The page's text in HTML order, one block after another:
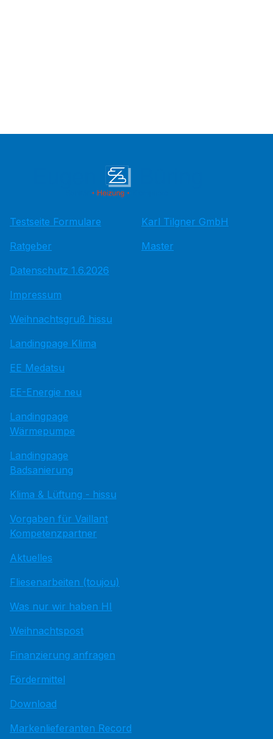
Testseite Formulare
Ratgeber
Datenschutz 1.6.2026
Impressum
Weihnachtsgruß hissu
Landingpage Klima
EE Medatsu
EE-Energie neu
Landingpage
Wärmepumpe
Landingpage
Badsanierung
Klima & Lüftung - hissu
Vorgaben für Vaillant
Kompetenzpartner
Aktuelles
Fliesenarbeiten (toujou)
Was nur wir haben HI
Weihnachtspost
Finanzierung anfragen
Fördermittel
Download
Markenlieferanten Record
Karl Tilgner GmbH
Master